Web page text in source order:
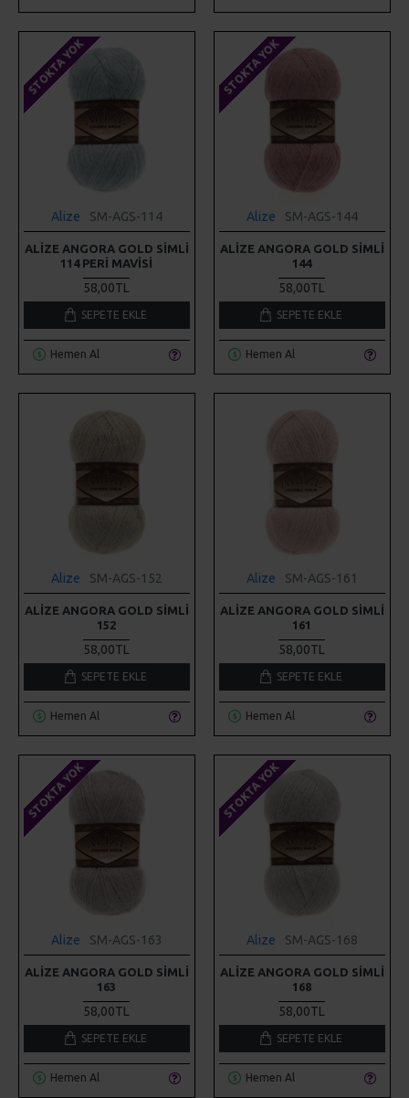
STOKTA YOK
Alize SM-AGS-114
ALIZE ANGORA GOLD SIMLI
114 PERI MAVISI
58,00TL
SEPETE EKLE
Hemen Al
STOKTA YOK
Alize SM-AGS-144
ALIZE ANGORA GOLD SIMLI
144
58,00TL
SEPETE EKLE
Hemen Al
Alize SM-AGS-152
ALIZE ANGORA GOLD SIMLI
152
58,00TL
SEPETE EKLE
Hemen Al
Alize SM-AGS-161
ALIZE ANGORA GOLD SIMLI
161
58,00TL
SEPETE EKLE
Hemen Al
STOKTA YOK
Alize SM-AGS-163
ALIZE ANGORA GOLD SIMLI
163
58,00TL
SEPETE EKLE
Hemen Al
STOKTA YOK
Alize SM-AGS-168
ALIZE ANGORA GOLD SIMLI
168
58,00TL
SEPETE EKLE
Hemen Al